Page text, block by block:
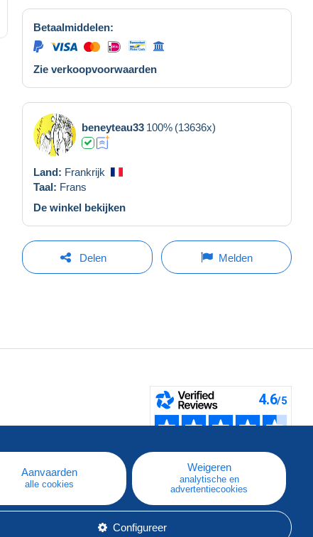
Betaalmiddelen:
Zie verkoopvoorwaarden
beneyteau33 100% (13636x)
Land: Frankrijk
Taal: Frans
De winkel bekijken
Delen Melden
Aanvaarden
alle cookies
Weigeren
analytische en
advertentiecookies
Configureer